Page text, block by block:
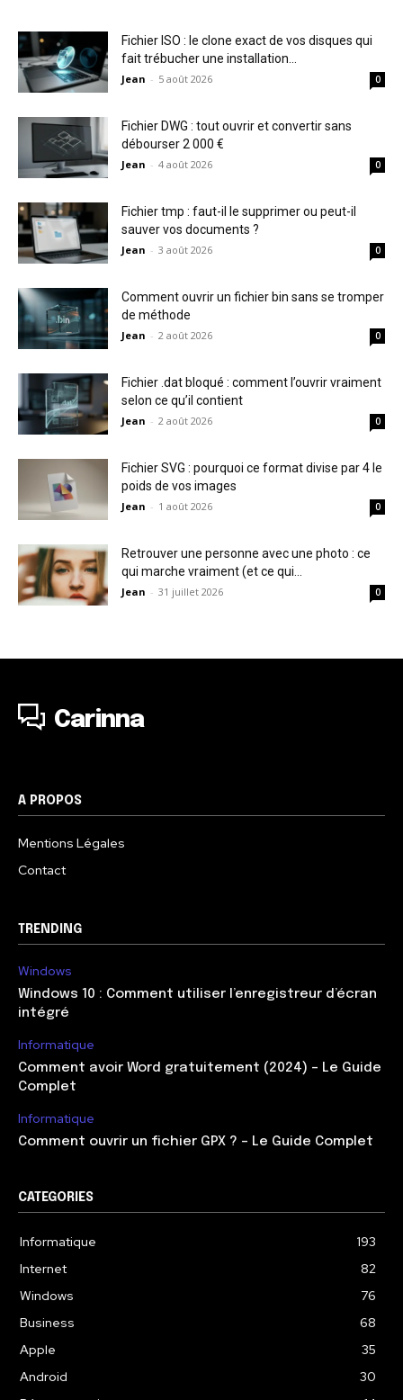
Fichier ISO : le clone exact de vos disques qui
fait trébucher une installation...
Jean - 5 août 2026 0
Fichier DWG : tout ouvrir et convertir sans
débourser 2 000 €
Jean - 4 août 2026 0
Fichier tmp : faut-il le supprimer ou peut-il
sauver vos documents ?
Jean - 3 août 2026 0
Comment ouvrir un fichier bin sans se tromper
de méthode
Jean - 2 août 2026 0
Fichier .dat bloqué : comment l’ouvrir vraiment
selon ce qu’il contient
Jean - 2 août 2026 0
Fichier SVG : pourquoi ce format divise par 4 le
poids de vos images
Jean - 1 août 2026 0
Retrouver une personne avec une photo : ce
qui marche vraiment (et ce qui...
Jean - 31 juillet 2026 0
Carinna
A PROPOS
Mentions Légales
Contact
TRENDING
Windows
Windows 10 : Comment utiliser l’enregistreur d’écran
intégré
Informatique
Comment avoir Word gratuitement (2024) – Le Guide
Complet
Informatique
Comment ouvrir un fichier GPX ? – Le Guide Complet
CATEGORIES
Informatique
193
Internet
82
Windows
76
Business
68
Apple
35
Android
30